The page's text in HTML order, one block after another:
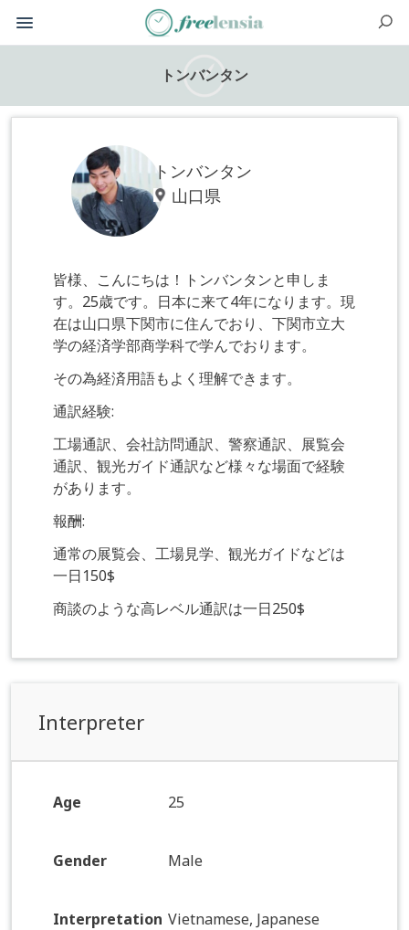
トンバンタン
トンバンタン
山口県
皆様、こんにちは！トンバンタンと申しま
す。25歳です。日本に来て4年になります。現
在は山口県下関市に住んでおり、下関市立大
学の経済学部商学科で学んでおります。
その為経済用語もよく理解できます。
通訳経験:
工場通訳、会社訪問通訳、警察通訳、展覧会
通訳、観光ガイド通訳など様々な場面で経験
があります。
報酬:
通常の展覧会、工場見学、観光ガイドなどは
一日150$
商談のような高レベル通訳は一日250$
Interpreter
Age 25
Gender Male
Interpretation Vietnamese, Japanese